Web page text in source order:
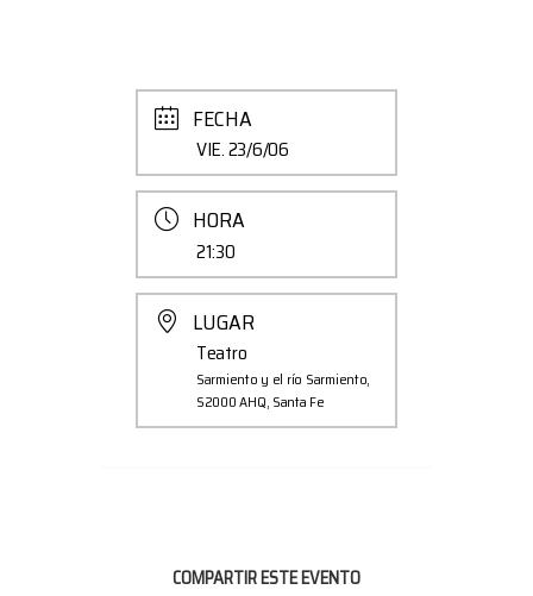
FECHA
VIE. 23/6/06
HORA
21:30
LUGAR
Teatro
Sarmiento y el río Sarmiento,
S2000 AHQ, Santa Fe
COMPARTIR ESTE EVENTO